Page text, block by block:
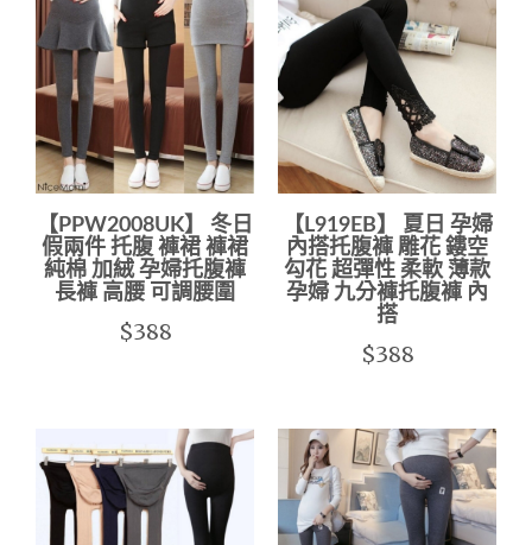
【PPW2008UK】 冬日
假兩件 托腹 褲裙 褲裙
純棉 加絨 孕婦托腹褲
長褲 高腰 可調腰圍
$388
【L919EB】 夏日 孕婦
內搭托腹褲 雕花 鏤空
勾花 超彈性 柔軟 薄款
孕婦 九分褲托腹褲 內
搭
$388